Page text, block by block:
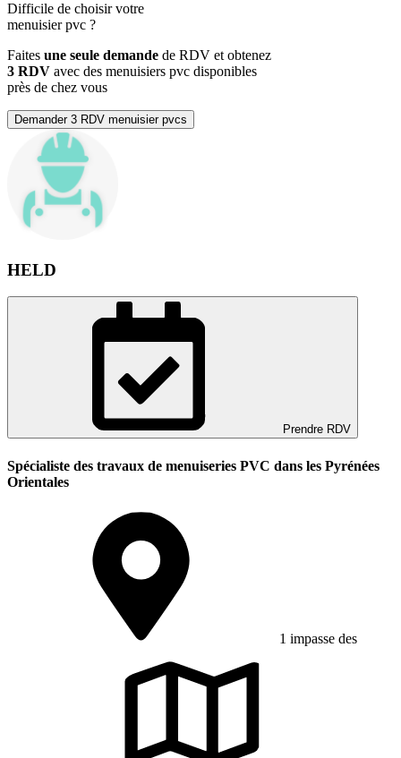
Difficile de choisir votre
menuisier pvc ?
Faites une seule demande de RDV et obtenez
3 RDV avec des menuisiers pvc disponibles
près de chez vous
Demander 3 RDV menuisier pvcs
HELD
Prendre RDV
Spécialiste des travaux de menuiseries PVC dans les Pyrénées
Orientales
1 impasse des